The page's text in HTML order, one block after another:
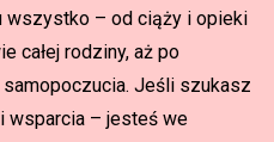
– od ciąży i opieki
całej rodziny, aż po
Jeśli szukasz
wsparcia – jesteś we